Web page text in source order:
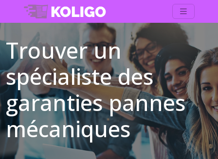
Trouver un
spécialiste des
garanties pannes
mécaniques